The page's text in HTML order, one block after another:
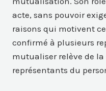
acte, sans pouvoir
raisons qui motivent
confirmé à plusieurs
mutualiser relève de
représentants du